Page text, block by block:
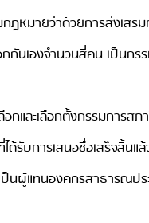
ฎหมายว่าด้วยการส่งเส
นเองจำนวนสี่คน เป็นกร
และเลือกตั้งกรรมการสภ
ด้รับการเสนอชื่อเสร็จสิ้นแ
นผู้แทนองค์กรสาธารณป